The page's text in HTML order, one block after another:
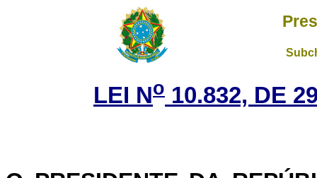
LEI No 10.832, DE